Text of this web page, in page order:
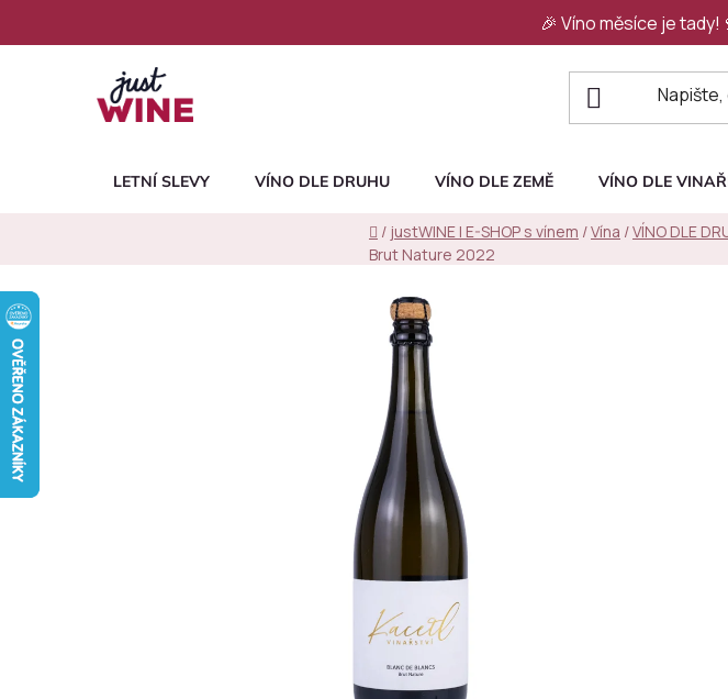
🎉 Víno měsíce je
LETNÍ SLEVY VÍNO DLE DRUHU VÍNO DLE ZEMĚ VÍNO DLE
Domů
/ justWINE | E-SHOP s vínem /Vína /VÍNO DLE
Brut Nature 2022